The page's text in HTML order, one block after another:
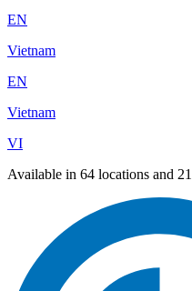
EN
Vietnam
EN
Vietnam
VI
Available in 64 locations and